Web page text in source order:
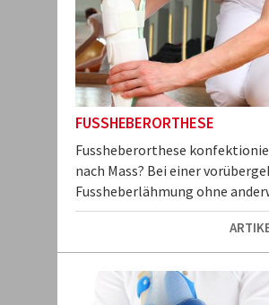
FUSSHEBERORTHESE
Fussheberorthese
nach Mass? Bei einer
Fussheberlähmung ohne